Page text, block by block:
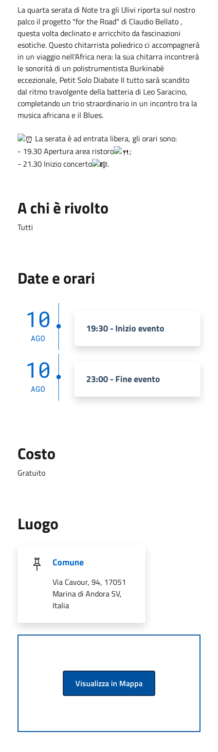
La quarta serata di Note tra gli Ulivi riporta sul nostro
palco il progetto "for the Road" di Claudio Bellato ,
questa volta declinato e arricchito da fascinazioni
esotiche. Questo chitarrista poliedrico ci accompagnerà
in un viaggio nell'Africa nera: la sua chitarra incontrerà
le sonorità di un polistrumentista Burkinabè
eccezionale, Petit Solo Diabate Il tutto sarà scandito
dal ritmo travolgente della batteria di Leo Saracino,
completando un trio straordinario in un incontro tra la
musica africana e il Blues.
La serata è ad entrata libera, gli orari sono:
- 19.30 Apertura area ristoro
;
- 21.30 Inizio concerto
.
A chi è rivolto
Tutti
Date e orari
10
AGO
19:30 - Inizio evento
10
AGO
23:00 - Fine evento
Costo
Gratuito
Luogo
Comune
Via Cavour, 94, 17051
Marina di Andora SV,
Italia
Visualizza in Mappa